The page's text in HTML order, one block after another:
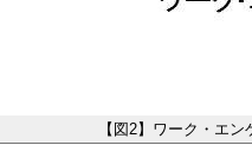
【図2】ワーク・エ